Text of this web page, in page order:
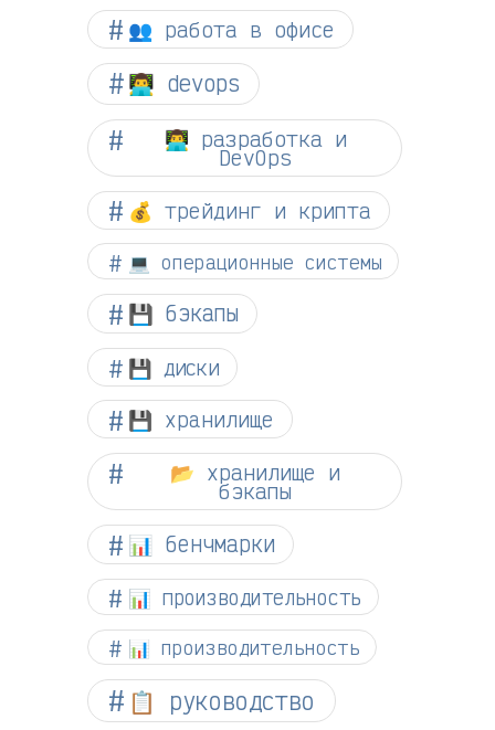
👥 работа в офисе
👨‍💻 devops
👨‍💻 разработка и
DevOps
💰 трейдинг и крипта
💻 операционные системы
💾 бэкапы
💾 диски
💾 хранилище
📂 хранилище и
бэкапы
📊 бенчмарки
📊 производительность
📊 производительность
📋 руководство